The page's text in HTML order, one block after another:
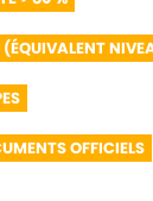
(ÉQUIVALENT
OFFICIELS